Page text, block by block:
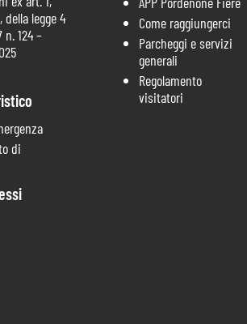
della legge 4
n. 124 –
di
Come raggiungerci
Parcheggi e servizi
generali
Regolamento
visitatori